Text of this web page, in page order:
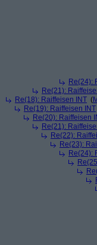
Re(24):
Re(21):
Re(18): Raiffeisen INT (
Re(19): Raiffeisen INT
Re(20): Raiffeisen
Re(21):
Re(22):
Re(23):
Re(24):